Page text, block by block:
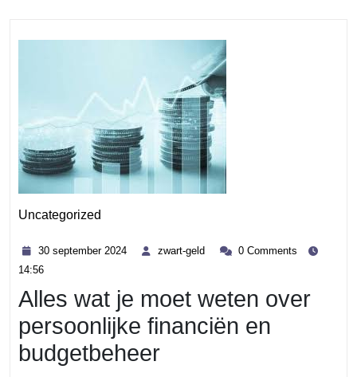
Uncategorized
30 september 2024 zwart-geld
zwart- 0 Comments
14:56
Alles wat je moet weten over
persoonlijke financiën en
budgetbeheer